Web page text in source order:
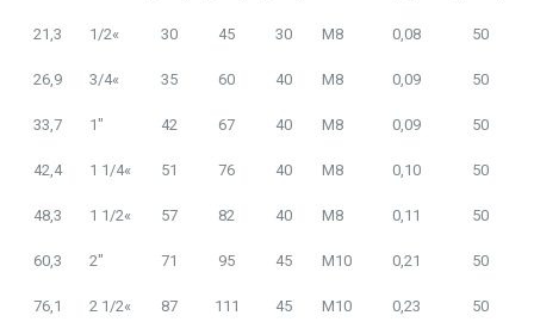
21,3 1/2« 30 45 30 M8 0,08 50
26,9 3/4« 35 60 40 M8 0,09 50
33,7 1″ 42 67 40 M8 0,09 50
42,4 1 1/4« 51 76 40 M8 0,10 50
48,3 1 1/2« 57 82 40 M8 0,11 50
60,3 2″ 71 95 45 M10 0,21 50
76,1 2 1/2« 87 111 45 M10 0,23 50